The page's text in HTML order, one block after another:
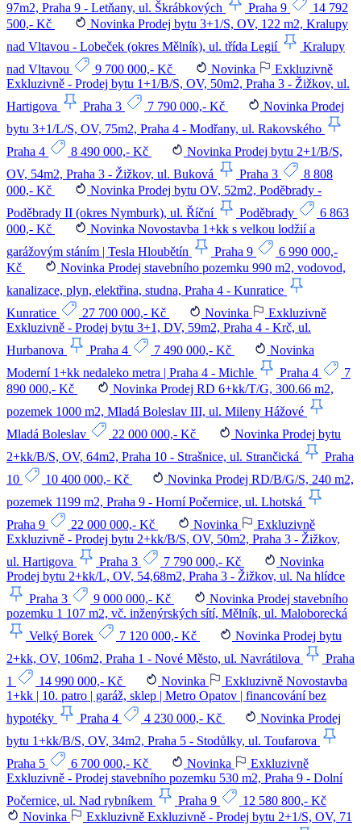
97m2, Praha 9 - Letňany, ul. Škrábkových
Praha 9
14 792
500,- Kč
Novinka Prodej bytu 3+1/S, OV, 122 m2, Kralupy
nad Vltavou - Lobeček (okres Mělník), ul. třída Legií
Kralupy
nad Vltavou
9 700 000,- Kč Novinka
Exkluzivně
Exkluzivně - Prodej bytu 1+1/B/S, OV, 50m2, Praha 3 - Žižkov, ul.
Hartigova
Praha 3 7 790 000,- Kč Novinka Prodej
bytu 3+1/L/S, OV, 75m2, Praha 4 - Modřany, ul. Rakovského
Praha 4
8 490 000,- Kč Novinka Prodej bytu 2+1/B/S,
OV, 54m2, Praha 3 - Žižkov, ul. Buková
Praha 3
8 808
000,- Kč
Novinka Prodej bytu OV, 52m2, Poděbrady -
Poděbrady II (okres Nymburk), ul. Říční
Poděbrady
6 863
000,- Kč
Novinka Novostavba 1+kk s velkou lodžií a
garážovým stáním | Tesla Hloubětín
Praha 9
6 990 000,-
Kč
Novinka Prodej stavebního pozemku 990 m2, vodovod,
kanalizace, plyn, elektřina, studna, Praha 4 - Kunratice
Kunratice
27 700 000,- Kč Novinka
Exkluzivně
Exkluzivně - Prodej bytu 3+1, DV, 59m2, Praha 4 - Krč, ul.
Hurbanova
Praha 4 7 490 000,- Kč
Novinka
Moderní 1+kk nedaleko metra | Praha 4 - Michle
Praha 4
7
890 000,- Kč
Novinka Prodej RD 6+kk/T/G, 300.66 m2,
pozemek 1000 m2, Mladá Boleslav III, ul. Mileny Hážové
Mladá Boleslav
22 000 000,- Kč Novinka Prodej bytu
2+kk/B/S, OV, 64m2, Praha 10 - Strašnice, ul. Strančická
Praha
10
10 400 000,- Kč Novinka Prodej RD/B/G/S, 240 m2,
pozemek 1199 m2, Praha 9 - Horní Počernice, ul. Lhotská
Praha 9
22 000 000,- Kč Novinka
Exkluzivně
Exkluzivně - Prodej bytu 2+kk/B/S, OV, 50m2, Praha 3 - Žižkov,
ul. Hartigova
Praha 3 7 790 000,- Kč
Novinka
Prodej bytu 2+kk/L, OV, 54,68m2, Praha 3 - Žižkov, ul. Na hlídce
Praha 3
9 000 000,- Kč Novinka Prodej stavebního
pozemku 1 107 m2, vč. inženýrských sítí, Mělník, ul. Maloborecká
Velký Borek
7 120 000,- Kč Novinka Prodej bytu
2+kk, OV, 106m2, Praha 1 - Nové Město, ul. Navrátilova
Praha
1
14 990 000,- Kč Novinka Exkluzivně Novostavba
1+kk | 10. patro | garáž, sklep | Metro Opatov | financování bez
hypotéky
Praha 4 4 230 000,- Kč Novinka Prodej
bytu 1+kk/B/S, OV, 34m2, Praha 5 - Stodůlky, ul. Toufarova
Praha 5
6 700 000,- Kč Novinka
Exkluzivně
Exkluzivně - Prodej stavebního pozemku 530 m2, Praha 9 - Dolní
Počernice, ul. Nad rybníkem
Praha 9
12 580 800,- Kč
Novinka
Exkluzivně Exkluzivně - Prodej bytu 2+1/S, OV, 71